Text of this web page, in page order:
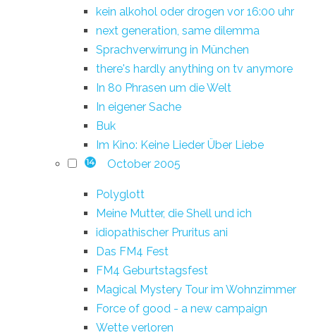
kein alkohol oder drogen vor 16:00 uhr
next generation, same dilemma
Sprachverwirrung in München
there's hardly anything on tv anymore
In 80 Phrasen um die Welt
In eigener Sache
Buk
Im Kino: Keine Lieder Über Liebe
14 October 2005
Polyglott
Meine Mutter, die Shell und ich
idiopathischer Pruritus ani
Das FM4 Fest
FM4 Geburtstagsfest
Magical Mystery Tour im Wohnzimmer
Force of good - a new campaign
Wette verloren